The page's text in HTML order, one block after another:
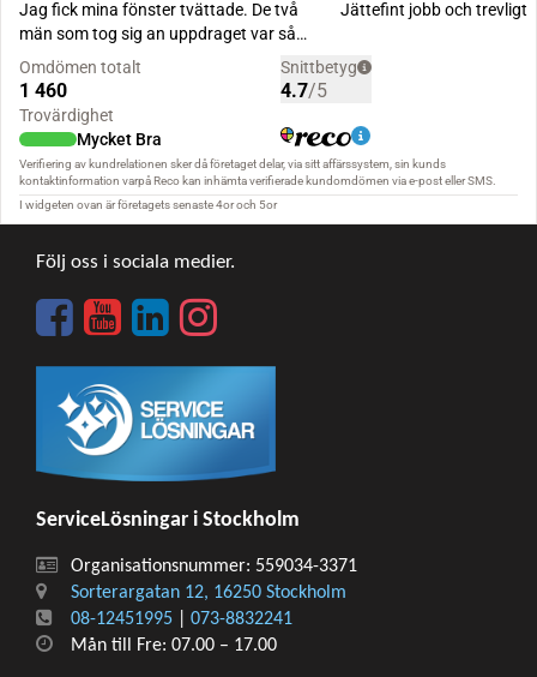
Följ oss i sociala medier.
ServiceLösningar i Stockholm
Organisationsnummer: 559034-3371
Sorterargatan 12, 16250 Stockholm
08-12451995
073-8832241
Mån till Fre: 07.00 – 17.00